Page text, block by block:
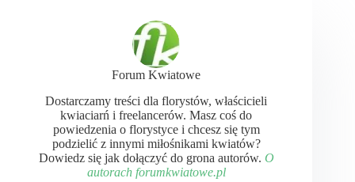
Forum Kwiatowe
Dostarczamy treści dla florystów, właścicieli
kwiaciarń i freelancerów. Masz coś do
powiedzenia o florystyce i chcesz się tym
podzielić z innymi miłośnikami kwiatów?
Dowiedz się jak dołączyć do grona autorów. O
autorach forumkwiatowe.pl